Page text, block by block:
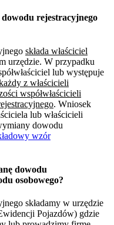
dowodu rejestracyjnego
składa właściciel
urzędzie. W przypadku
lub występuje
z właścicieli
współwłaścicieli
. Wniosek
lub właścicieli
dowodu
wzór
dowodu
osobowego?
składamy w urzędzie
Pojazdów) gdzie